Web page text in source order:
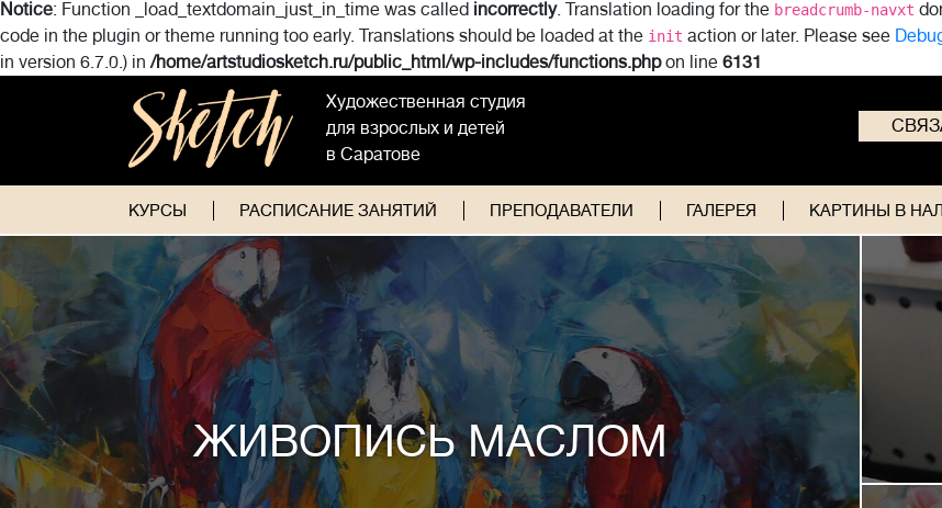
Notice: Function _load_textdomain_just_in_time was called incorrectly. Translation loading for the breadcrumb-navxt
code in the plugin or theme running too early. Translations should be loaded at the init action or later. Please see
in version 6.7.0.) in/home/artstudiosketch.ru/public_html/wp-includes/functions.phpon line 6131
Художественная студия
для взрослых и детей
в Саратове
КУРСЫ РАСПИСАНИЕ ЗАНЯТИЙ ПРЕПОДАВАТЕЛИ ГАЛЕРЕЯ КАРТИНЫ В
ЖИВОПИСЬ МАСЛОМ